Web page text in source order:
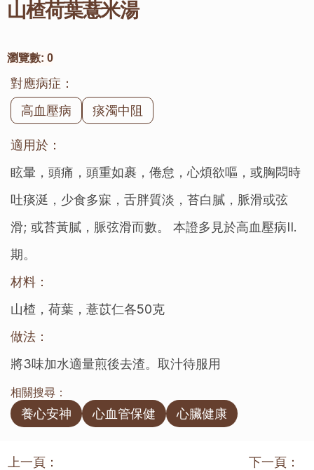
山楂荷葉薏米湯
瀏覽數: 0
對應病症：
高血壓病
痰濁中阻
適用於：
眩暈，頭痛，頭重如裹，倦怠，心煩欲嘔，或胸悶時
吐痰涎，少食多寐，舌胖質淡，苔白膩，脈滑或弦
滑; 或苔黃膩，脈弦滑而數。 本證多見於高血壓病II.
期。
材料：
山楂，荷葉，薏苡仁各50克
做法：
將3味加水適量煎後去渣。取汁待服用
相關搜尋：
養心安神 心血管保健 心臟健康
上一頁：
下一頁：